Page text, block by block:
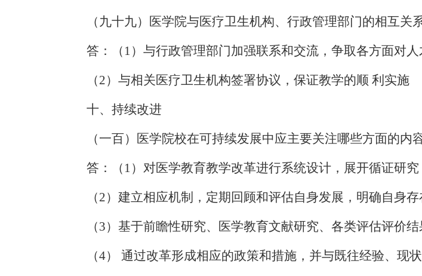
（九十九）医学院与医疗卫生机构、行政管理部门的相互关
答： （ 1）与行政管理部门加强联系和交流，争取各方面对
（2）与相关医疗卫生机构签署协议 ， 保证教学的顺 利实施
十、持续改进
（一百）医学院校在可持续发展中应主要关注哪些方面的内
答： （ 1） 对医学教育教学改革进行系统设计，展开循证研究
（2）建立相应机制，定期回顾和评估自身发展，明确自身
（3）基于前瞻性研究、医学教育文献研究、各类评估评价结
（4） 通过改革形成相应的政策和措施，并与既往经验、现状